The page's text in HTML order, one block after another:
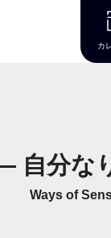
カ
自分な
Ways of